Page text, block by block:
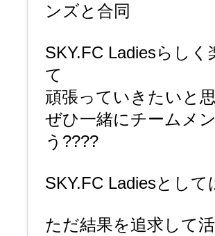
ンズと合同
SKY.FC Ladiesらし
て
頑張っていきたいと
ぜひ一緒にチームメ
う????
SKY.FC Ladiesとして
ただ結果を追求して